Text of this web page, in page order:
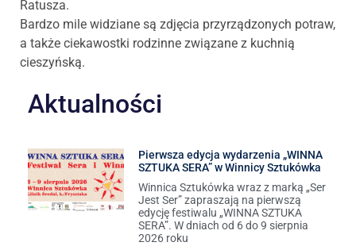
Ratusza.
Bardzo mile widziane są zdjęcia przyrządzonych potraw,
a także ciekawostki rodzinne związane z kuchnią
cieszyńską.
Aktualności
Pierwsza edycja wydarzenia „WINNA
SZTUKA SERA” w Winnicy Sztukówka
Winnica Sztukówka wraz z marką „Ser
Jest Ser” zapraszają na pierwszą
edycję festiwalu „WINNA SZTUKA
SERA”. W dniach od 6 do 9 sierpnia
2026 roku